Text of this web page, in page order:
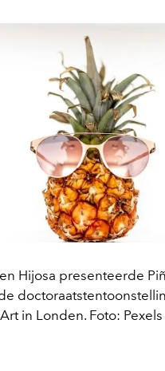
Hijosa presenteerde
in Londen. Foto: